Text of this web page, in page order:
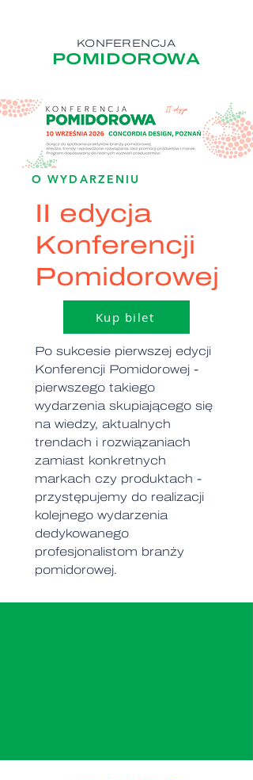
KONFERENCJA
POMIDOROWA
O WYDARZENIU
II edycja
Konferencji
Pomidorowej
Kup bilet
Po sukcesie pierwszej edycji
Konferencji Pomidorowej -
pierwszego takiego
wydarzenia skupiającego się
na wiedzy, aktualnych
trendach i rozwiązaniach
zamiast konkretnych
markach czy produktach -
przystępujemy do realizacji
kolejnego wydarzenia
dedykowanego
profesjonalistom branży
pomidorowej.